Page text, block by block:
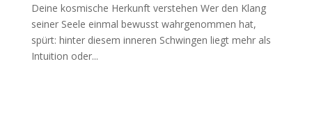
Deine kosmische Herkunft verstehen Wer den Klang
seiner Seele einmal bewusst wahrgenommen hat,
spürt: hinter diesem inneren Schwingen liegt mehr als
Intuition oder...